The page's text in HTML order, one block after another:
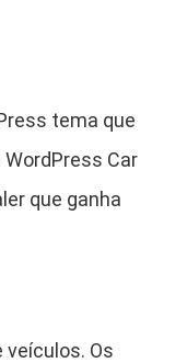
tema que
Car
que ganha
Os